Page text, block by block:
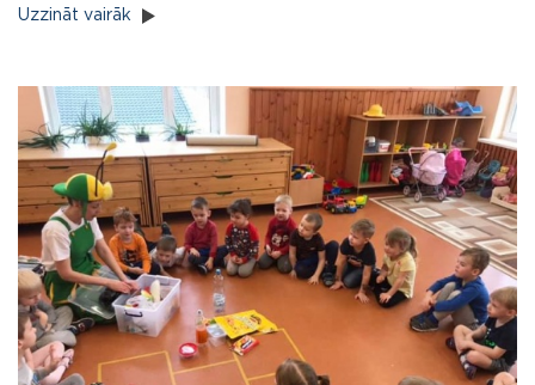
Uzzināt vairāk